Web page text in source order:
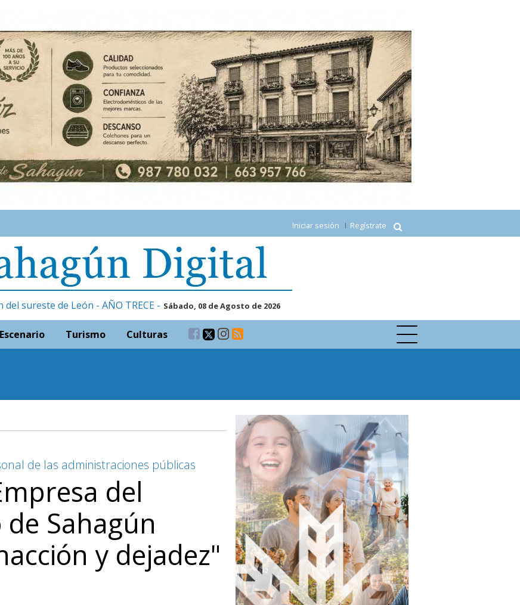
Iniciar sesión Regístrate
del sureste de León - AÑO TRECE - Sábado, 08 de Agosto de 2026
Escenario Turismo Culturas
de las administraciones públicas
del
Sahagún
y dejadez"